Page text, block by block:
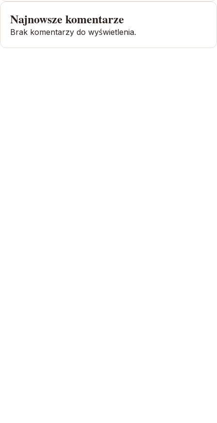
Najnowsze komentarze
Brak komentarzy do wyświetlenia.